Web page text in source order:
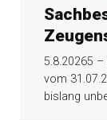
5.8.20265 –
vom
bislang